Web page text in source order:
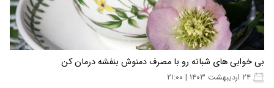
بی خوابی های شبانه رو با مصرف دمنوش بنفشه درمان کن